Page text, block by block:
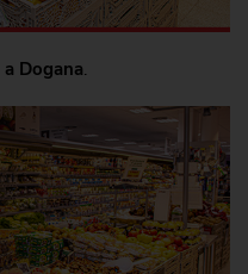
a Dogana.